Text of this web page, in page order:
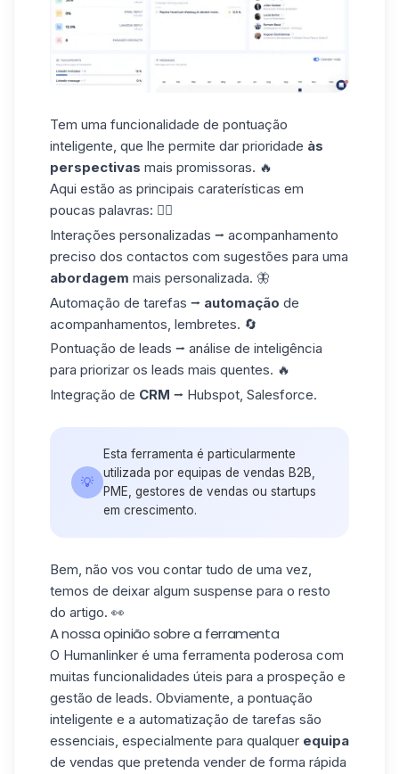
Tem uma funcionalidade de pontuação
inteligente, que lhe permite dar prioridade às
perspectivas mais promissoras. 🔥
Aqui estão as principais caraterísticas em
poucas palavras: 👇🏼
Interações personalizadas ⭢ acompanhamento
preciso dos contactos com sugestões para uma
abordagem mais personalizada. 🦋
Automação de tarefas ⭢ automação de
acompanhamentos, lembretes. 🔄
Pontuação de leads ⭢ análise de inteligência
para priorizar os leads mais quentes. 🔥
Integração de CRM ⭢ Hubspot, Salesforce.
💡
Esta ferramenta é particularmente
utilizada por equipas de vendas B2B,
PME, gestores de vendas ou startups
em crescimento.
Bem, não vos vou contar tudo de uma vez,
temos de deixar algum suspense para o resto
do artigo. 👀
A nossa opinião sobre a ferramenta
O Humanlinker é uma ferramenta poderosa com
muitas funcionalidades úteis para a prospeção e
gestão de leads. Obviamente, a pontuação
inteligente e a automatização de tarefas são
essenciais, especialmente para qualquer equipa
de vendas que pretenda vender de forma rápida